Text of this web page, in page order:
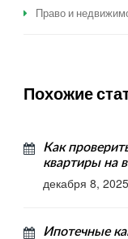
Право и
Похожие
Как
квартиры на
декабря 8, 2025
Ипотечные